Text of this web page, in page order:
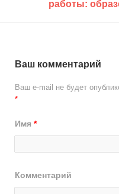
работы:
Ваш комментарий
Ваш e-mail не будет
*
Имя *
Комментарий